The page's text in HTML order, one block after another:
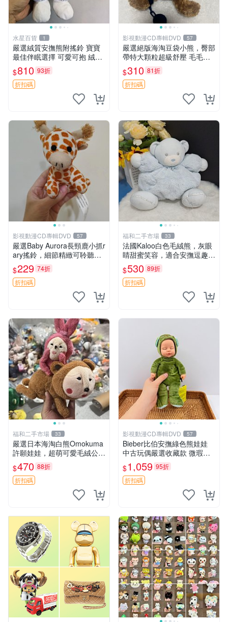
水星百貨 1
嚴選絨質安撫熊附搖鈴 寶寶
最佳伴眠選擇 可愛可抱 絨毛
玩具 安撫熊 嬰兒用
$810 93折
折扣碼
影視動漫CD專輯DVD 57
嚴選絕版海淘豆袋小熊，臀部
帶特大顆粒超級舒壓 毛毛摸
起來格外順滑適合收藏 100%
棉質 豆袋枕 豆袋、抱枕、小
熊
$310 81折
折扣碼
影視動漫CD專輯DVD 57
嚴選Baby Aurora長頸鹿小抓r
ary搖鈴，細節精緻可聆聽清
脆鈴音 軟萌可愛 定制紀念 金
屬搖鈴 新手媽咪推薦 長頸鹿
抓rary 搖鈴
$229 74折
折扣碼
福和二手市場 33
法國Kaloo白色毛絨熊，灰眼
睛甜蜜笑容，適合安撫逗趣可
愛，柔軟面料手感佳。14 白
色安撫熊 毛絨玩具 寶寶逗樂
具
$530 89折
折扣碼
福和二手市場 33
嚴選日本海淘白熊Omokuma
許願娃娃，超萌可愛毛絨公仔
推薦收藏 白熊 Omokuma 毛
絨玩具 偽裝娃娃 玩具擺飾
$470 88折
折扣碼
影視動漫CD專輯DVD 57
Bieber比伯安撫綠色熊娃娃
中古玩偶嚴選收藏款 微瑕輕
度使用 Bieber綠熊娃娃 中古
玩偶 微瑕
$1,059 95折
折扣碼